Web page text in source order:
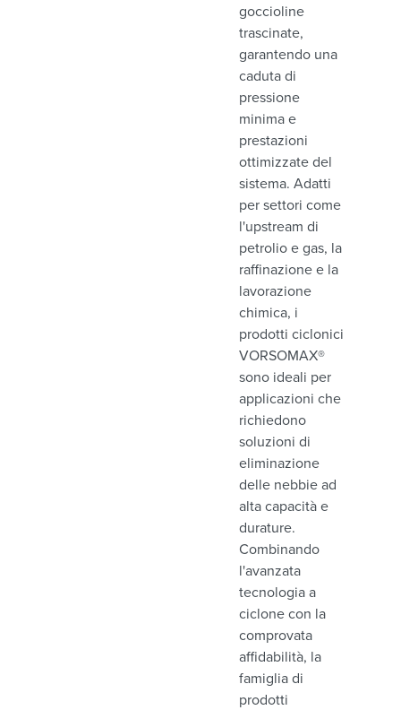
goccioline
trascinate,
garantendo una
caduta di
pressione
minima e
prestazioni
ottimizzate del
sistema. Adatti
per settori come
l'upstream di
petrolio e gas, la
raffinazione e la
lavorazione
chimica, i
prodotti ciclonici
VORSOMAX®
sono ideali per
applicazioni che
richiedono
soluzioni di
eliminazione
delle nebbie ad
alta capacità e
durature.
Combinando
l'avanzata
tecnologia a
ciclone con la
comprovata
affidabilità, la
famiglia di
prodotti